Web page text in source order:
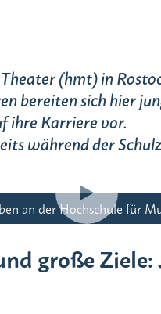
(hmt) in
bereiten sich hier
ihre Karriere vor.
während der
an der Hochschule für
große